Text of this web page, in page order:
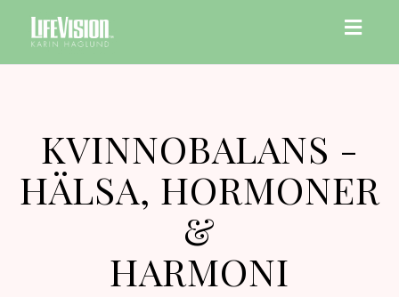
KVINNOBALANS -
HÄLSA, HORMONER
&
HARMONI